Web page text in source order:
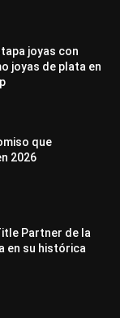
joyas con
joyas de plata en
que
2026
Partner de la
en su histórica